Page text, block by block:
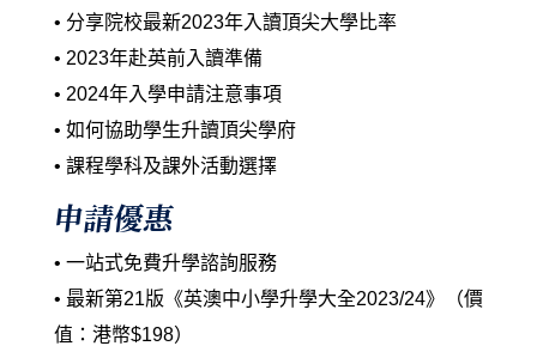
• 分享院校最新2023年入讀頂尖大學比率
• 2023年赴英前入讀準備
• 2024年入學申請注意事項
• 如何協助學生升讀頂尖學府
• 課程學科及課外活動選擇
申請優惠
• 一站式免費升學諮詢服務
• 最新第21版《英澳中小學升學大全2023/24》（價
值：港幣$198）